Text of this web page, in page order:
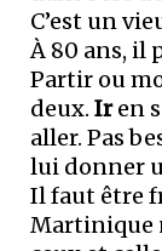
C’est un
À 80 ans, il
Partir ou
deux. Iren
aller. Pas
lui donner
Il faut être
Martinique